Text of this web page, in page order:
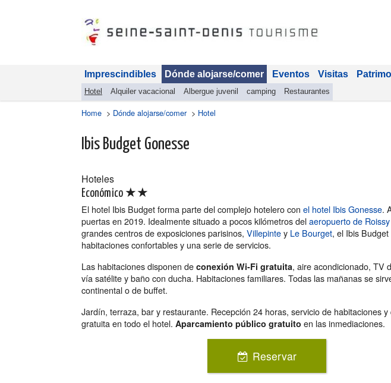
Imprescindibles Dónde alojarse/comer
Hotel Alquiler vacacional Albergue juvenil camping Restaurantes
Eventos Visitas
Home > Dónde alojarse/comer> Hotel
Ibis Budget Gonesse
Hoteles
Económico ★★
El hotel Ibis Budget forma parte del complejo hotelero con el hotel Ibis Gonesse.
puertas en 2019. Idealmente situado a pocos kilómetros delaeropuerto de Roissy
grandes centros de exposiciones parisinos, Villepintey Le Bourget, el Ibis
habitaciones confortables y una serie de servicios.
Las habitaciones disponen de conexión Wi-Fi gratuita, aire acondicionado, TV
vía satélite y baño con ducha. Habitaciones familiares. Todas las mañanas se
continental o de buffet.
Jardín, terraza, bar y restaurante. Recepción 24 horas, servicio de habitaciones
gratuita en todo el hotel. Aparcamiento público gratuito en las inmediaciones.
Reservar